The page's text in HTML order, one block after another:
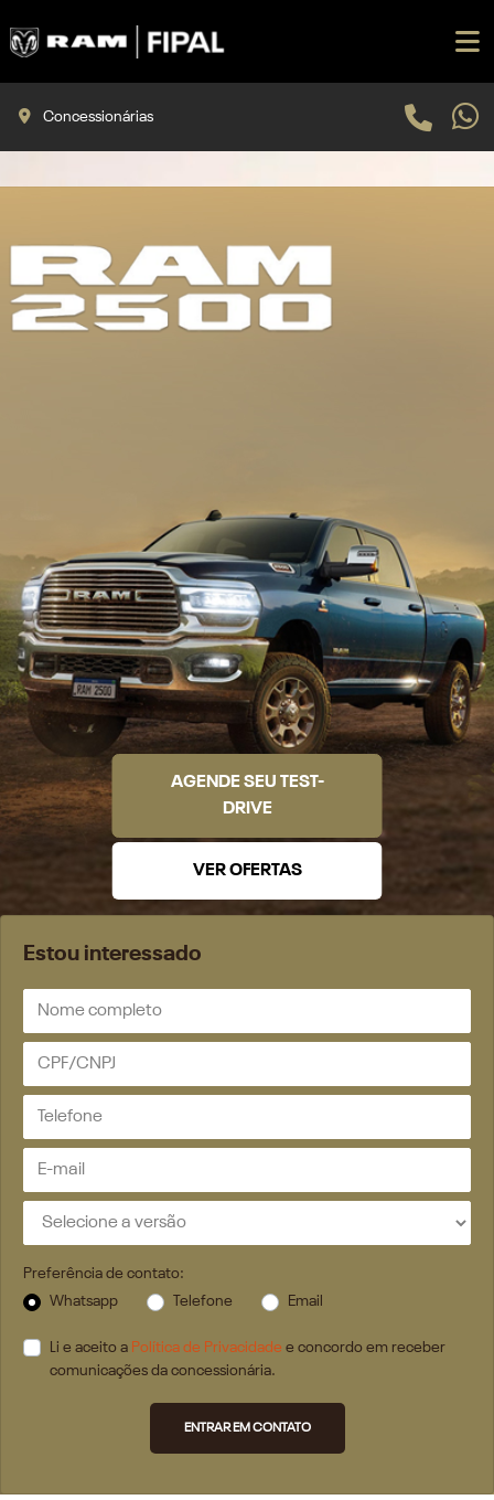
Concessionárias
Estou interessado
Preferência de contato:
Whatsapp
Telefone Email
Li e aceito a Política de Privacidade e concordo em receber
comunicações da concessionária.
ENTRAR EM CONTATO
AGENDE SEU TEST-
DRIVE
VER OFERTAS